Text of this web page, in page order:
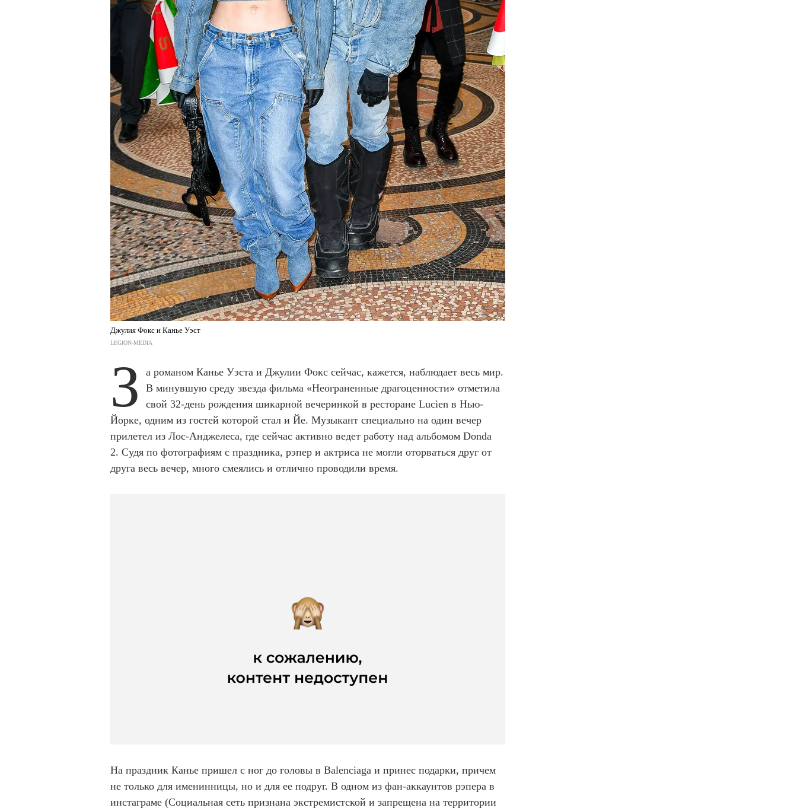
Джулия Фокс и Канье Уэст
LEGION-MEDIA
З
а романом Канье Уэста и Джулии Фокс сейчас, кажется, наблюдает весь мир.
В минувшую среду звезда фильма «Неограненные драгоценности» отметила
свой 32-день рождения шикарной вечеринкой в ресторане Lucien в Нью-
Йорке, одним из гостей которой стал и Йе. Музыкант специально на один вечер
прилетел из Лос-Анджелеса, где сейчас активно ведет работу над альбомом Donda
2. Судя по фотографиям с праздника, рэпер и актриса не могли оторваться друг от
друга весь вечер, много смеялись и отлично проводили время.
На праздник Канье пришел с ног до головы в Balenciaga и принес подарки, причем
не только для именинницы, но и для ее подруг. В одном из фан-аккаунтов рэпера в
инстаграме (Социальная сеть признана экстремистской и запрещена на территории